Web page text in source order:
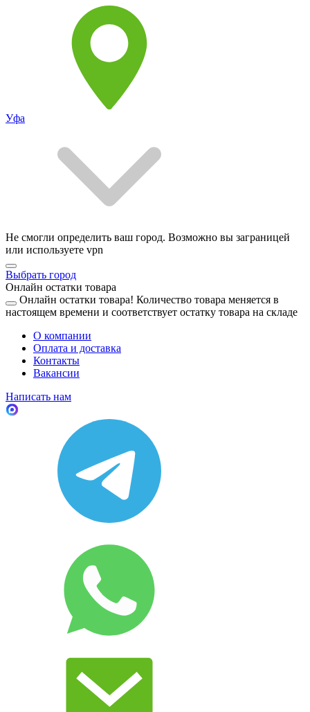
Уфа
Не смогли определить ваш город. Возможно вы заграницей
или используете vpn
Выбрать город
Онлайн остатки товара
Онлайн остатки товара! Количество товара меняется в
настоящем времени и соответствует остатку товара на складе
О компании
Оплата и доставка
Контакты
Вакансии
Написать нам